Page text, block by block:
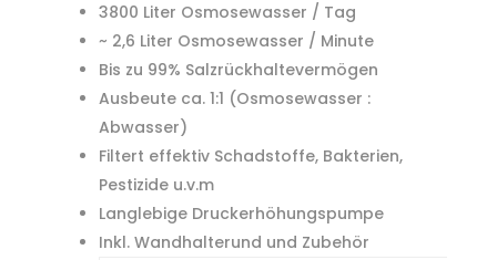
3800 Liter Osmosewasser / Tag
~ 2,6 Liter Osmosewasser / Minute
Bis zu 99% Salzrückhaltevermögen
Ausbeute ca. 1:1 (Osmosewasser :
Abwasser)
Filtert effektiv Schadstoffe, Bakterien,
Pestizide u.v.m
Langlebige Druckerhöhungspumpe
Inkl. Wandhalterund und Zubehör